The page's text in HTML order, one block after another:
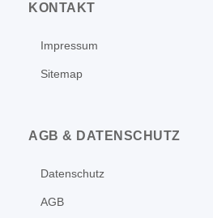
KONTAKT
Impressum
Sitemap
AGB & DATENSCHUTZ
Datenschutz
AGB